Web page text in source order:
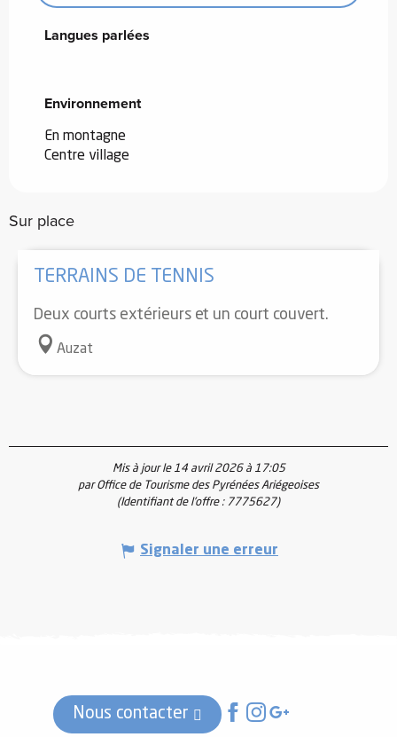
Langues parlées
Langues parlées
Environnement
Environnement
En montagne
Centre village
Sur place
TERRAINS DE TENNIS
Deux courts extérieurs et un court couvert.
Auzat
Mis à jour le 14 avril 2026 à 17:05
par Office de Tourisme des Pyrénées Ariégeoises
(Identifiant de l'offre : 7775627)
Signaler une erreur
Nous contacter